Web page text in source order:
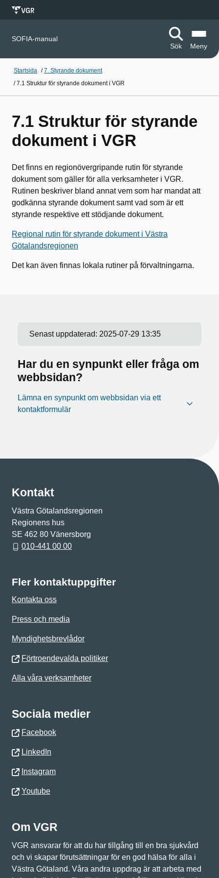
SOFIA-manual
Sök
Meny
Startsida /7. Styrande dokument
/7.1 Struktur för styrande dokument i VGR
7.1 Struktur för styrande
dokument i VGR
Det finns en regionövergripande rutin för styrande
dokument som gäller för alla verksamheter i VGR.
Rutinen beskriver bland annat vem som har mandat att
godkänna styrande dokument samt vad som är ett
styrande respektive ett stödjande dokument.
Regional rutin för styrande dokument i Västra
Götalandsregionen
Det kan även finnas lokala rutiner på förvaltningarna.
Senast uppdaterad: 2025-07-29 13:35
Har du en synpunkt eller fråga om
webbsidan?
Lämna en synpunkt om webbsidan via ett
kontaktformulär
Kontakt
Västra Götalandsregionen
Regionens hus
SE 462 80 Vänersborg
010-441 00 00
Fler kontaktuppgifter
Kontakta oss
Press och media
Myndighetsbrevlådor
Förtroendevalda politiker
Alla våra verksamheter
Sociala medier
Facebook
LinkedIn
Instagram
Youtube
Om VGR
VGR ansvarar för att du har tillgång till en bra sjukvård
och vi skapar förutsättningar för en god hälsa för alla i
Västra Götaland. Våra andra uppdrag är att arbeta med